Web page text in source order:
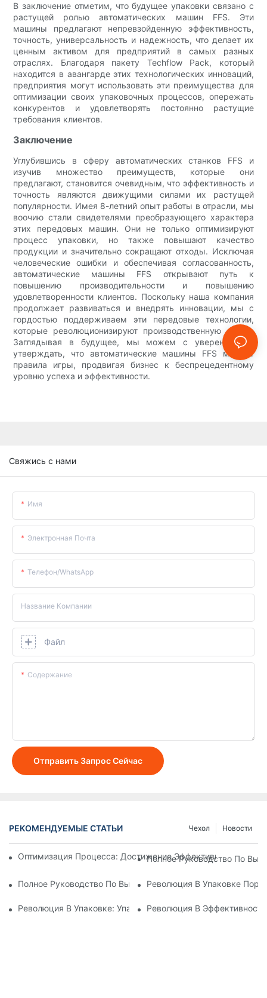
В заключение отметим, что будущее упаковки связано с
растущей ролью автоматических машин FFS. Эти
машины предлагают непревзойденную эффективность,
точность, универсальность и надежность, что делает их
ценным активом для предприятий в самых разных
отраслях. Благодаря пакету Techflow Pack, который
находится в авангарде этих технологических инноваций,
предприятия могут использовать эти преимущества для
оптимизации своих упаковочных процессов, опережать
конкурентов и удовлетворять постоянно растущие
требования клиентов.
Заключение
Углубившись в сферу автоматических станков FFS и
изучив множество преимуществ, которые они
предлагают, становится очевидным, что эффективность и
точность являются движущими силами их растущей
популярности. Имея 8-летний опыт работы в отрасли, мы
воочию стали свидетелями преобразующего характера
этих передовых машин. Они не только оптимизируют
процесс упаковки, но также повышают качество
продукции и значительно сокращают отходы. Исключая
человеческие ошибки и обеспечивая согласованность,
автоматические машины FFS открывают путь к
повышению производительности и повышению
удовлетворенности клиентов. Поскольку наша компания
продолжает развиваться и внедрять инновации, мы с
гордостью поддерживаем эти передовые технологии,
которые революционизируют производственную среду.
Заглядывая в будущее, мы можем с уверенностью
утверждать, что автоматические машины FFS меняют
правила игры, продвигая бизнес к беспрецедентному
уровню успеха и эффективности.
Свяжись с нами
Имя
Электронная Почта
Телефон/WhatsApp
Название Компании
Файл
Содержание
Отправить Запрос Сейчас
РЕКОМЕНДУЕМЫЕ СТАТЬИ Новости
Чехол
Оптимизация Процесса: Достижение Эффективности С
Полное Руководство По
Полное Руководство По Выбору Надежной Компании По
Революция В Упаковке
Революция В Упаковке: Упаковочная Машина В Стоячие
Революция В